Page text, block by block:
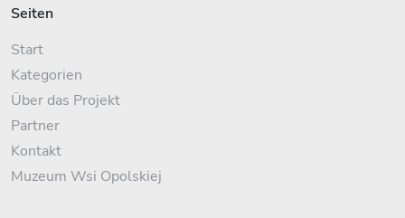
Seiten
Start
Kategorien
Über das Projekt
Partner
Kontakt
Muzeum Wsi Opolskiej